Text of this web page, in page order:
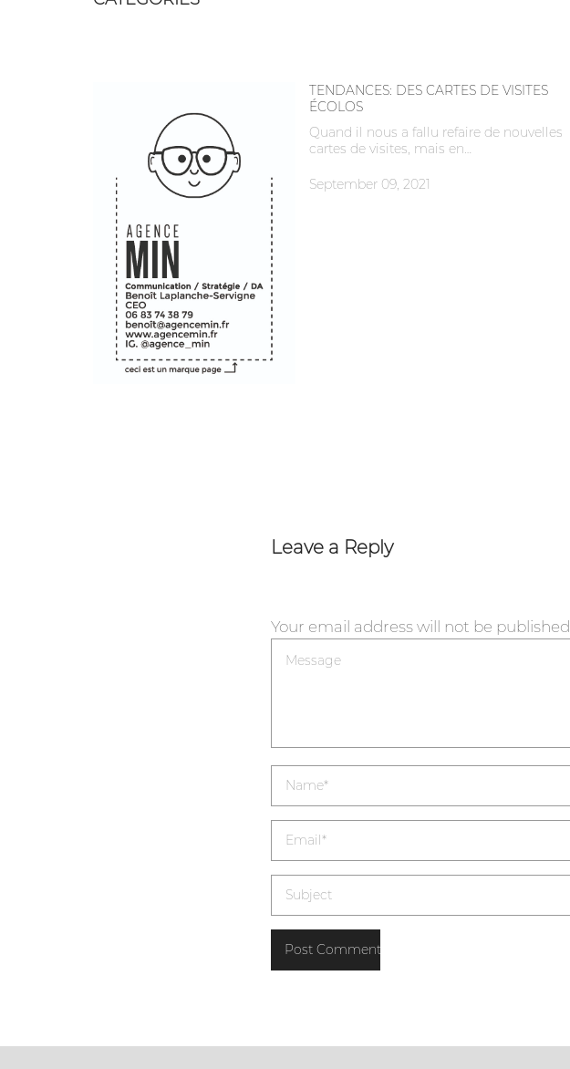
TENDANCES: DES CARTES DE VISITES
ÉCOLOS
Quand il nous a fallu refaire de nouvelles
cartes de visites, mais en…
September 09, 2021
Leave a Reply
Your email address will not be published.